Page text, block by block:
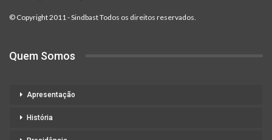
© Copyright 2011 - Sindbast Todos os direitos reservados.
Quem Somos
Apresentação
História